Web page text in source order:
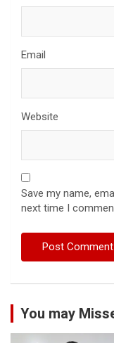
Email
Website
Save my name,
next time I
You may